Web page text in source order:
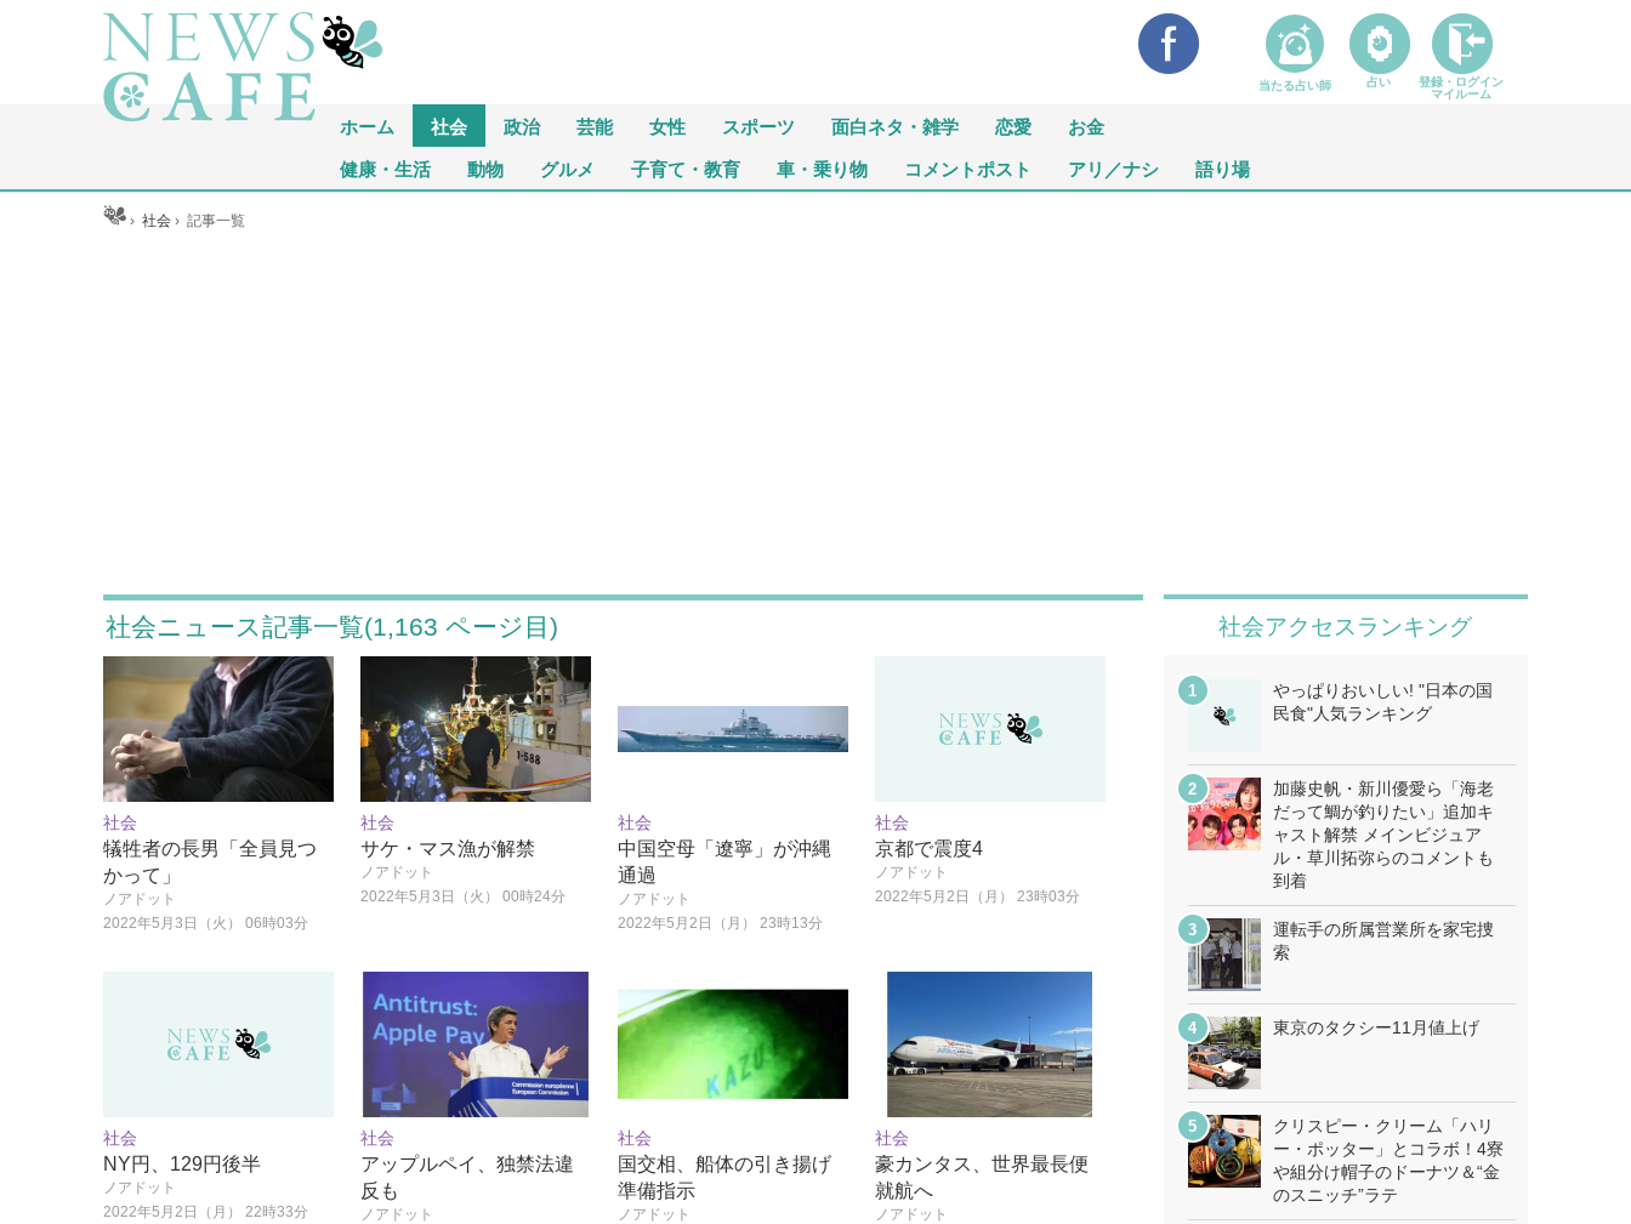
ホーム 社会 政治 芸能 女性 スポーツ 面白ネタ・雑学 恋愛 お金
健康・生活 動物 グルメ 子育て・教育 車・乗り物 コメントポスト アリ／ナシ 語り場
ホーム ›社会 ›記事一覧
社会ニュース記事一覧(1,163 ページ目)
社会
犠牲者の長男「全員見つ
かって」
ノアドット
2022年5月3日（火） 06時03分
社会
サケ・マス漁が解禁
ノアドット
2022年5月3日（火） 00時24分
社会
中国空母「遼寧」が沖縄
通過
ノアドット
2022年5月2日（月） 23時13分
社会
京都で震度4
ノアドット
2022年5月2日（月） 23時03分
社会
NY円、129円後半
ノアドット
2022年5月2日（月） 22時33分
社会
アップルペイ、独禁法違
反も
ノアドット
社会
国交相、船体の引き揚げ
準備指示
ノアドット
社会
豪カンタス、世界最長便
就航へ
ノアドット
社会アクセスランキング
やっぱりおいしい! "日本の国
民食"人気ランキング
加藤史帆・新川優愛ら「海老
だって鯛が釣りたい」追加キ
ャスト解禁 メインビジュア
ル・草川拓弥らのコメントも
到着
運転手の所属営業所を家宅捜
索
東京のタクシー11月値上げ
クリスピー・クリーム「ハリ
ー・ポッター」とコラボ！4寮
や組分け帽子のドーナツ＆“金
のスニッチ”ラテ
当たる占い師 占い
登録・ログイン
マイルーム